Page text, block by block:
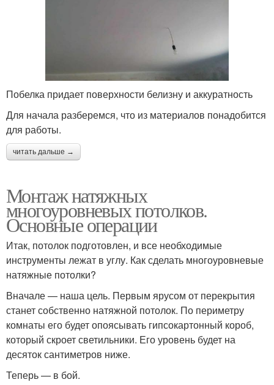
Побелка придает поверхности белизну и аккуратность
Для начала разберемся, что из материалов понадобится
для работы.
читать дальше →
Монтаж натяжных
многоуровневых потолков.
Основные операции
Итак, потолок подготовлен, и все необходимые
инструменты лежат в углу. Как сделать многоуровневые
натяжные потолки?
Вначале — наша цель. Первым ярусом от перекрытия
станет собственно натяжной потолок. По периметру
комнаты его будет опоясывать гипсокартонный короб,
который скроет светильники. Его уровень будет на
десяток сантиметров ниже.
Теперь — в бой.